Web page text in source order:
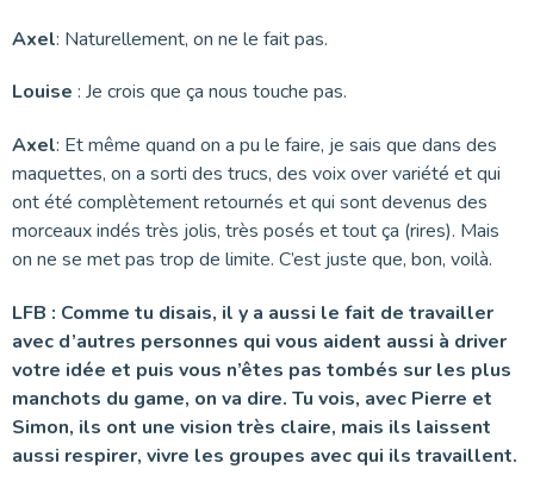
Axel: Naturellement, on ne le fait pas.
Louise : Je crois que ça nous touche pas.
Axel: Et même quand on a pu le faire, je sais que dans des
maquettes, on a sorti des trucs, des voix over variété et qui
ont été complètement retournés et qui sont devenus des
morceaux indés très jolis, très posés et tout ça (rires). Mais
on ne se met pas trop de limite. C’est juste que, bon, voilà.
LFB : Comme tu disais, il y a aussi le fait de travailler
avec d’autres personnes qui vous aident aussi à driver
votre idée et puis vous n’êtes pas tombés sur les plus
manchots du game, on va dire. Tu vois, avec Pierre et
Simon, ils ont une vision très claire, mais ils laissent
aussi respirer, vivre les groupes avec qui ils travaillent.